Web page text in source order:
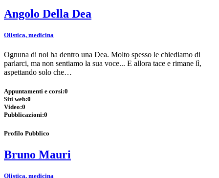
Angolo Della Dea
Olistica, medicina
Ognuna di noi ha dentro una Dea. Molto spesso le chiediamo di
parlarci, ma non sentiamo la sua voce... E allora tace e rimane lì,
aspettando solo che…
Appuntamenti e corsi:0
Siti web:0
Video:0
Pubblicazioni:0
Profilo Pubblico
Bruno Mauri
Olistica, medicina